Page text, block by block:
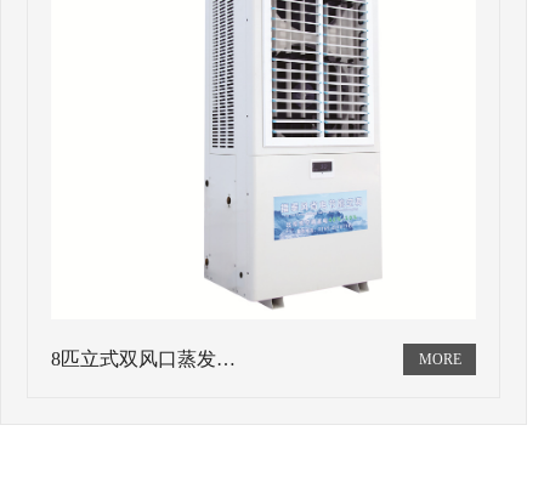
8匹立式双风口蒸发…